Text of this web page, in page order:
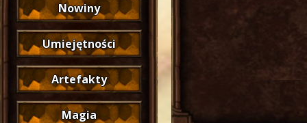
Nowiny
Umiejętności
Artefakty
Magia